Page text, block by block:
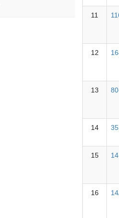
11
12
13
14
15
16